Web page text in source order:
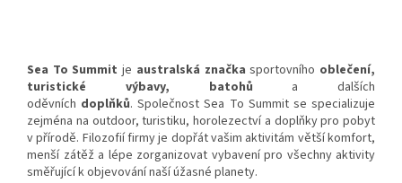
Sea To Summit je australská značka sportovního oblečení,
turistické výbavy, batohů
a dalších
oděvních doplňků. Společnost Sea To Summit se specializuje
zejména na outdoor, turistiku, horolezectví a doplňky pro pobyt
v přírodě. Filozofií firmy je dopřát vašim aktivitám větší komfort,
menší zátěž a lépe zorganizovat vybavení pro všechny aktivity
směřující k objevování naší úžasné planety.